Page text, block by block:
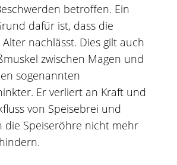
betroffen. Ein
dafür ist, dass die
nachlässt. Dies gilt auch
zwischen Magen und
sogenannten
Er verliert an Kraft und
von Speisebrei und
die Speiseröhre nicht mehr